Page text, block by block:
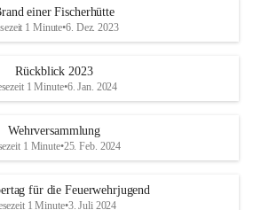
einer Fischerhütte
1 Minute•6. Dez. 2023
Rückblick 2023
1 Minute•6. Jan. 2024
Wehrversammlung
1 Minute•25. Feb. 2024
für die Feuerwehrjugend
1 Minute•3. Juli 2024